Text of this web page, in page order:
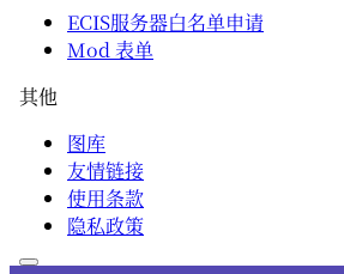
ECIS服务器白名单申请
Mod 表单
其他
图库
友情链接
使用条款
隐私政策